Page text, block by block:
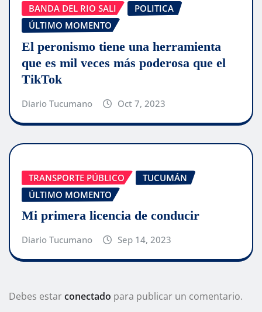
BANDA DEL RIO SALI
POLITICA
ÚLTIMO MOMENTO
El peronismo tiene una herramienta
que es mil veces más poderosa que el
TikTok
Diario Tucumano Oct 7, 2023
TRANSPORTE PÚBLICO
TUCUMÁN
ÚLTIMO MOMENTO
Mi primera licencia de conducir
Diario Tucumano Sep 14, 2023
Debes estarconectado para publicar un comentario.